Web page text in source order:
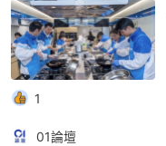
1
01論壇